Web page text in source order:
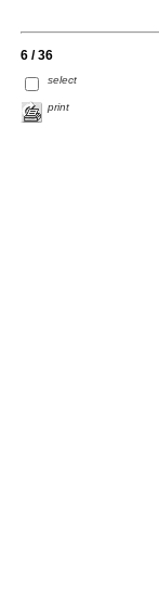
6 / 36
select
print